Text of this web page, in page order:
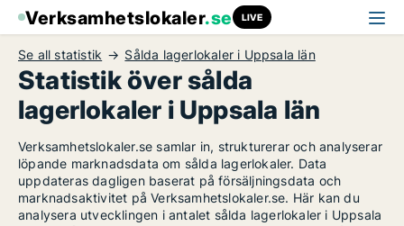
Verksamhetslokaler.se LIVE
Se all statistik Sålda lagerlokaler i Uppsala län
Statistik över sålda
lagerlokaler i Uppsala län
Verksamhetslokaler.se samlar in, strukturerar och analyserar
löpande marknadsdata om sålda lagerlokaler. Data
uppdateras dagligen baserat på försäljningsdata och
marknadsaktivitet på Verksamhetslokaler.se. Här kan du
analysera utvecklingen i antalet sålda lagerlokaler i Uppsala